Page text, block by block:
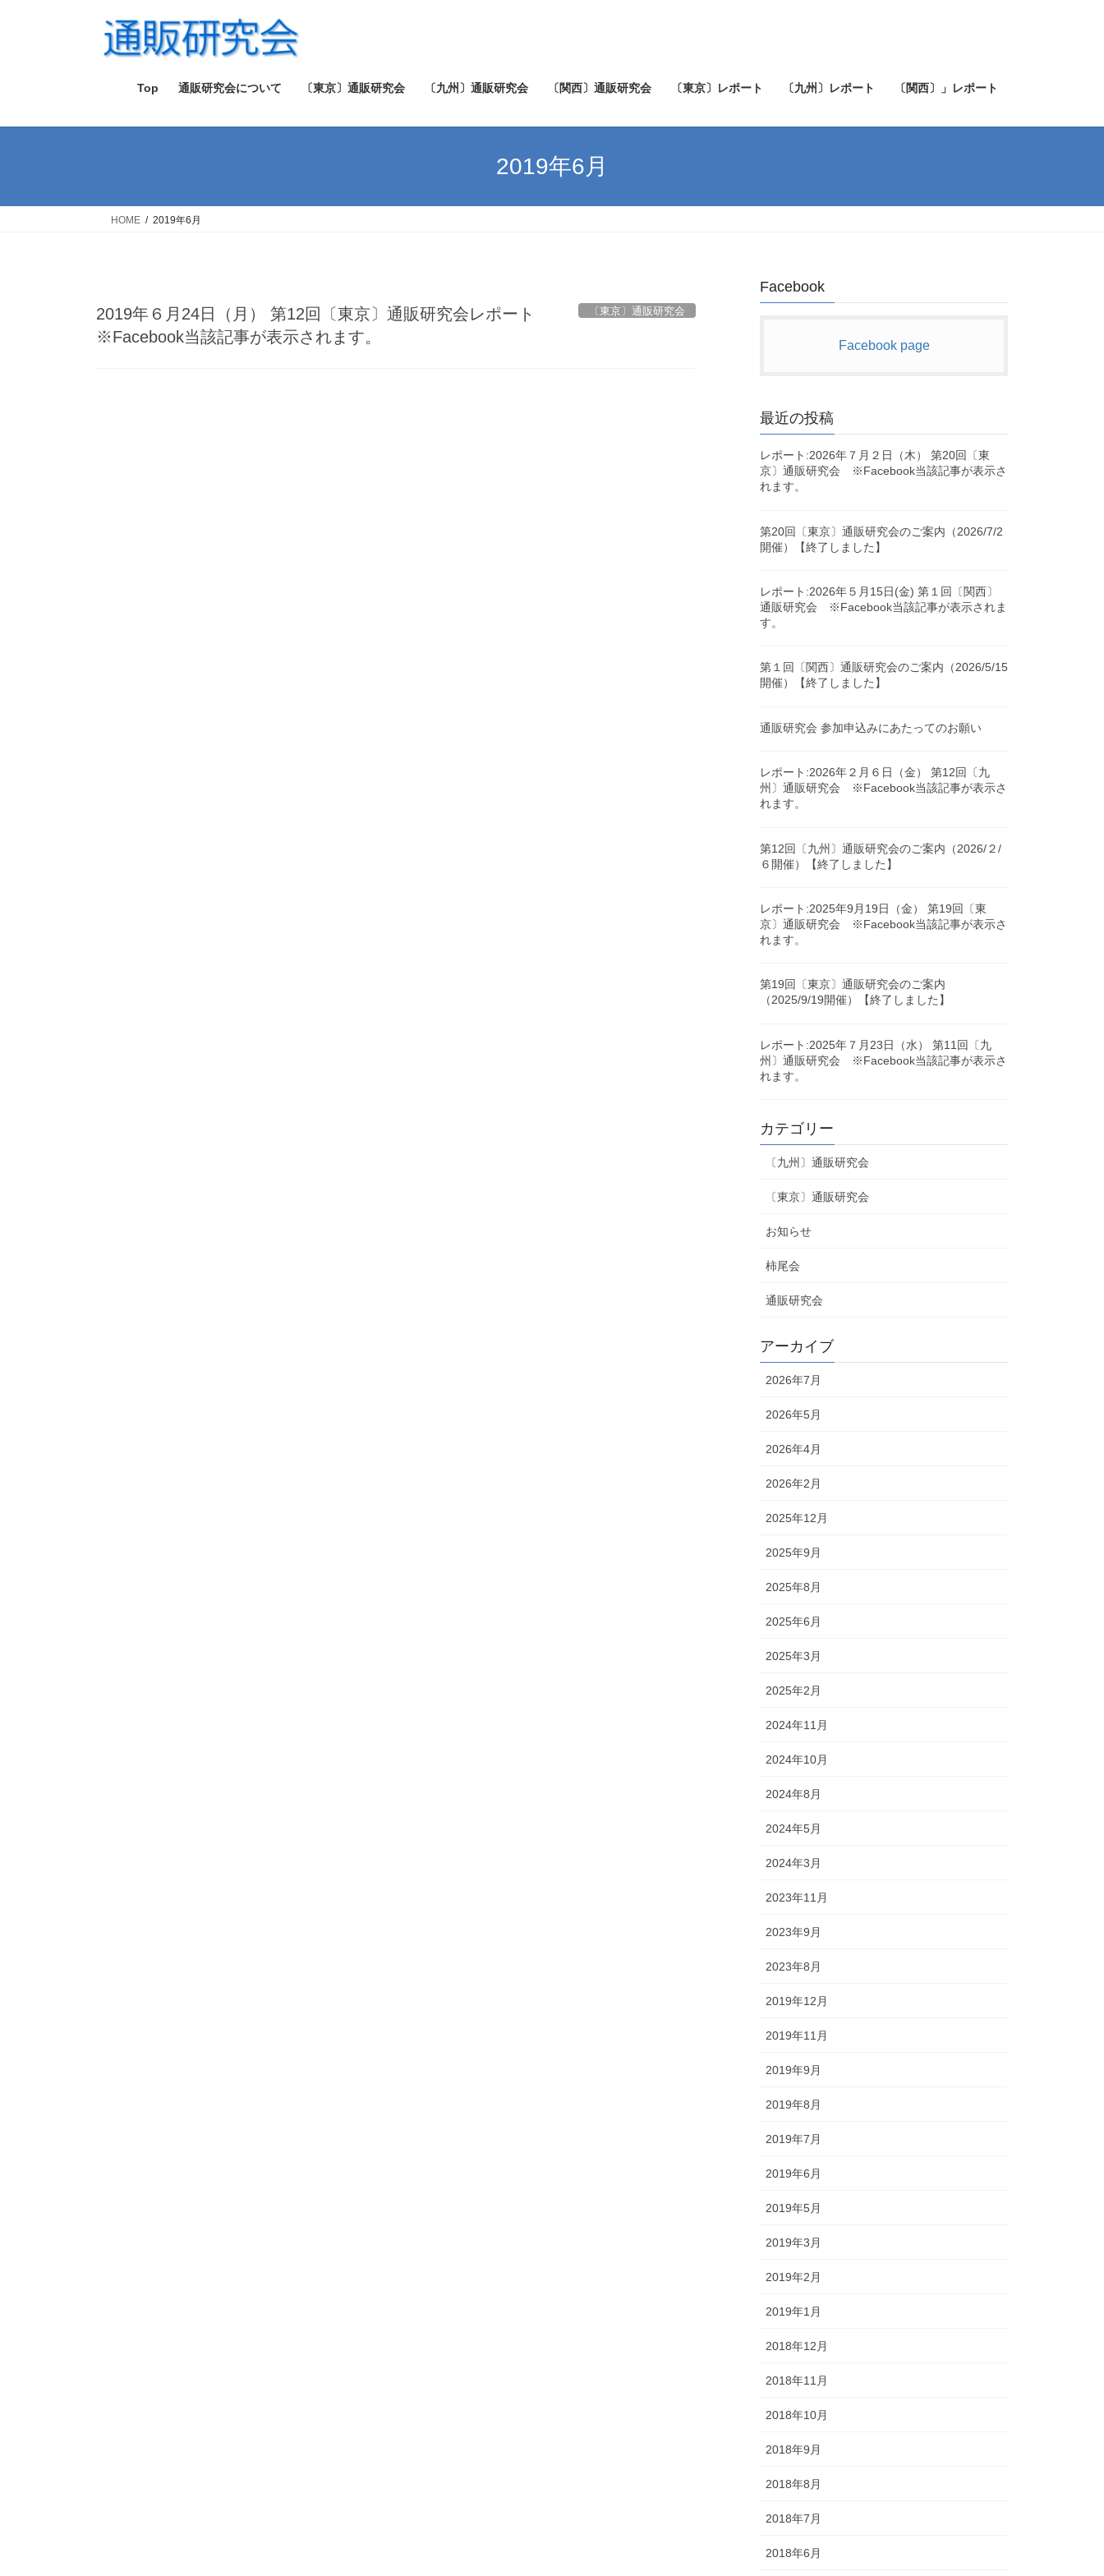
ス
ン
Top 通販研究会について 〔東京〕通販研究会 〔九州〕通販研究会 〔関西〕通販研究会 〔東京〕レポート 〔九州〕レポート 〔関西〕」レポート
2019年6月
HOME 2019年6月
〔東京〕通販研究会
2019年６月24日（月） 第12回〔東京〕通販研究会レポート
※Facebook当該記事が表示されます。
Facebook
Facebook page
最近の投稿
レポート:2026年７月２日（木） 第20回〔東
京〕通販研究会 ※Facebook当該記事が表示さ
れます。
第20回〔東京〕通販研究会のご案内（2026/7/2
開催）【終了しました】
レポート:2026年５月15日(金) 第１回〔関西〕
通販研究会 ※Facebook当該記事が表示されま
す。
第１回〔関西〕通販研究会のご案内（2026/5/15
開催）【終了しました】
通販研究会 参加申込みにあたってのお願い
レポート:2026年２月６日（金） 第12回〔九
州〕通販研究会 ※Facebook当該記事が表示さ
れます。
第12回〔九州〕通販研究会のご案内（2026/２/
６開催）【終了しました】
レポート:2025年9月19日（金） 第19回〔東
京〕通販研究会 ※Facebook当該記事が表示さ
れます。
第19回〔東京〕通販研究会のご案内
（2025/9/19開催）【終了しました】
レポート:2025年７月23日（水） 第11回〔九
州〕通販研究会 ※Facebook当該記事が表示さ
れます。
カテゴリー
〔九州〕通販研究会
〔東京〕通販研究会
お知らせ
柿尾会
通販研究会
アーカイブ
2026年7月
2026年5月
2026年4月
2026年2月
2025年12月
2025年9月
2025年8月
2025年6月
2025年3月
2025年2月
2024年11月
2024年10月
2024年8月
2024年5月
2024年3月
2023年11月
2023年9月
2023年8月
2019年12月
2019年11月
2019年9月
2019年8月
2019年7月
2019年6月
2019年5月
2019年3月
2019年2月
2019年1月
2018年12月
2018年11月
2018年10月
2018年9月
2018年8月
2018年7月
2018年6月